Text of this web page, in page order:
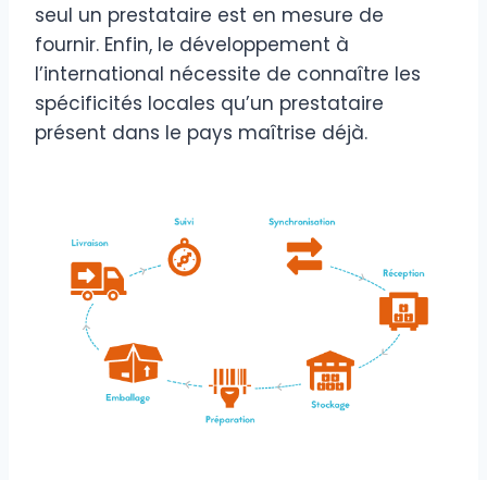
seul un prestataire est en mesure de
fournir. Enfin, le développement à
l’international nécessite de connaître les
spécificités locales qu’un prestataire
présent dans le pays maîtrise déjà.